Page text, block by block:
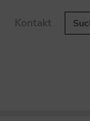
Kontakt